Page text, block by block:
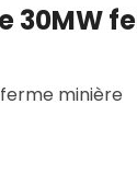
30MW
ferme minière